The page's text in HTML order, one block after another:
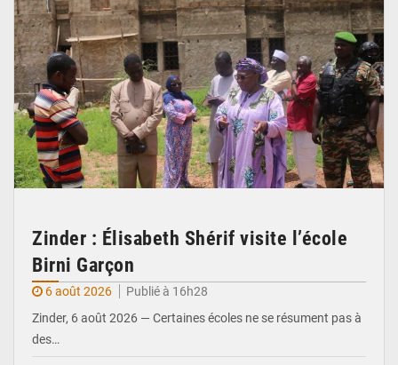
Zinder : Élisabeth Shérif visite l’école
Birni Garçon
6 août 2026
Publié à 16h28
Zinder, 6 août 2026 — Certaines écoles ne se résument pas à
des…